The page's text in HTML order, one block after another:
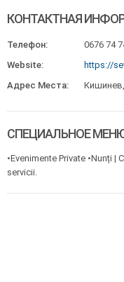
КОНТАКТНАЯ
Телефон:
0676 74
Website:
https://
Адрес Места:
СПЕЦИАЛЬНОЕ
•Evenimente Private •Nunți |
servicii.